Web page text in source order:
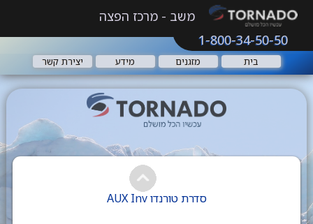
משב - מרכז הפצה
1-800-34-50-50
בית מזגנים מידע יצירת קשר
סדרת טורנדו AUX Inv